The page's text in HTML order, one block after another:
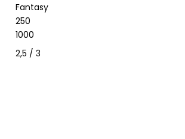
Fantasy
250
1000
2,5 / 3